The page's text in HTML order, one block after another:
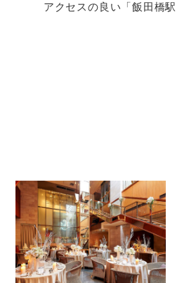
アクセスの良い「飯田橋